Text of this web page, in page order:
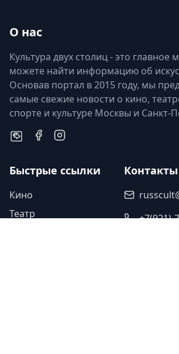
О нас
Культура двух столиц - это главное
можете найти информацию об
Основав портал в 2015 году, мы
самые свежие новости о кино,
спорте и культуре Москвы и Санкт-
Быстрые ссылки
Кино
Театр
Контакты
+7(921)-